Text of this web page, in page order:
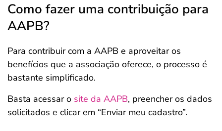
Como fazer uma contribuição para
AAPB?
Para contribuir com a AAPB e aproveitar os
benefícios que a associação oferece, o processo é
bastante simplificado.
Basta acessar o site da AAPB, preencher os dados
solicitados e clicar em “Enviar meu cadastro”.